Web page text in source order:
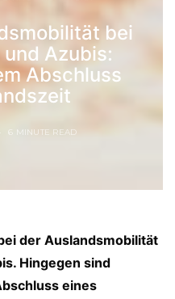
bei
Azubis:
Abschluss
6 MINUTE READ
der Auslandsmobilität
Hingegen sind
eines